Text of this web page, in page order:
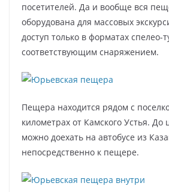
посетителей. Да и вообще вся
оборудована для массовых
доступ только в форматах спелео-
соответствующим снаряжением.
Пещера находится рядом с
километрах от Камского Устья. До
можно доехать на автобусе из
непосредственно к пещере.